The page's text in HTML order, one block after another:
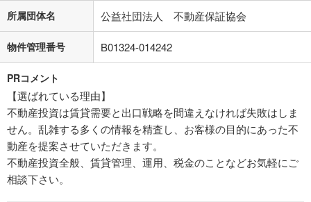
所属団体名 公益社団法人 不動産保証協会
物件管理番号 B01324-014242
PRコメント
【選ばれている理由】
不動産投資は賃貸需要と出口戦略を間違えなければ失敗はしま
せん。乱雑する多くの情報を精査し、お客様の目的にあった不
動産を提案させていただきます。
不動産投資全般、賃貸管理、運用、税金のことなどお気軽にご
相談下さい。